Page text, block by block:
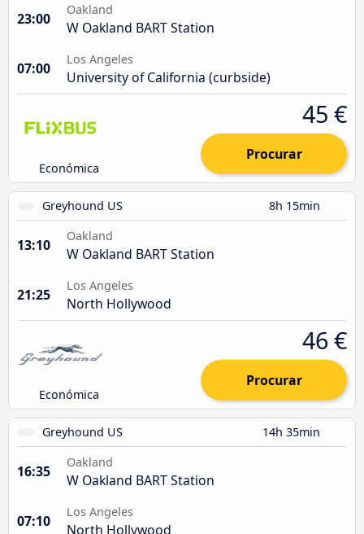
23:00
Oakland
W Oakland BART Station
07:00
Los Angeles
University of California (curbside)
Económica
45 €
Procurar
Greyhound US 8h 15min
13:10
Oakland
W Oakland BART Station
21:25
Los Angeles
North Hollywood
Económica
46 €
Procurar
Greyhound US 14h 35min
16:35
Oakland
W Oakland BART Station
07:10
Los Angeles
North Hollywood